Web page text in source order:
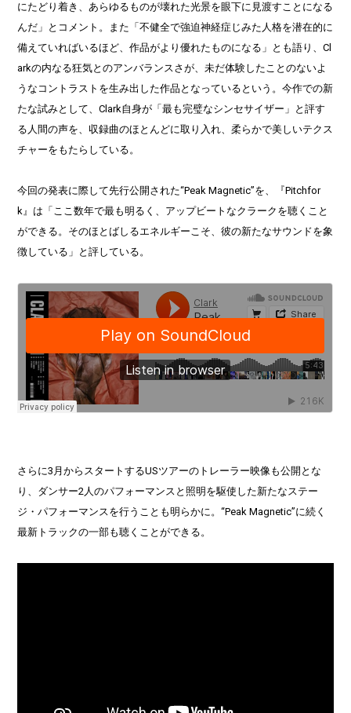
にたどり着き、あらゆるものが壊れた光景を眼下に見渡すことになる
んだ」とコメント。また「不健全で強迫神経症じみた人格を潜在的に
備えていればいるほど、作品がより優れたものになる」とも語り、Cl
arkの内なる狂気とのアンバランスさが、未だ体験したことのないよ
うなコントラストを生み出した作品となっているという。今作での新
たな試みとして、Clark自身が「最も完璧なシンセサイザー」と評す
る人間の声を、収録曲のほとんどに取り入れ、柔らかで美しいテクス
チャーをもたらしている。
今回の発表に際して先行公開された“Peak Magnetic”を、『Pitchfor
k』は「ここ数年で最も明るく、アップビートなクラークを聴くこと
ができる。そのほとばしるエネルギーこそ、彼の新たなサウンドを象
徴している」と評している。
さらに3月からスタートするUSツアーのトレーラー映像も公開とな
り、ダンサー2人のパフォーマンスと照明を駆使した新たなステー
ジ・パフォーマンスを行うことも明らかに。“Peak Magnetic”に続く
最新トラックの一部も聴くことができる。